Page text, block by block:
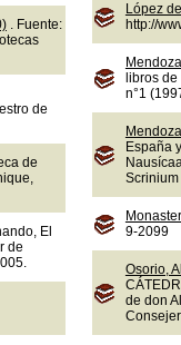
. Fuente:
de
de
El
de
López
http://
libros
n°1
España
9-2099
Osorio,
de don